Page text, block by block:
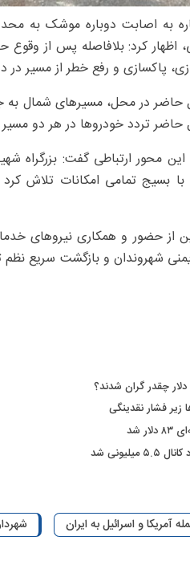
به اصابت دوباره موشک به
اظهار کرد: بلافاصله پس از
پاکسازی و رفع خطر از مسیر در
حاضر در محل، مسیرهای شمال
تردد خودروها در هر دو مسیر
بر اهمیت این محور ارتباطی گفت:
تمامی امکانات تلاش کرد
از حضور و همکاری نیروهای
شهروندان و بازگشت سریع
چقدر گران شدند؟
فشار نقدینگی
شد
شد
آمریکا و اسرائیل به ایران